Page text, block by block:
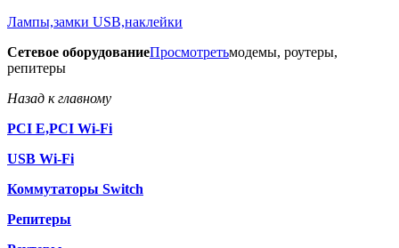
Лампы,замки USB,наклейки
Сетевое оборудованиеПросмотретьмодемы, роутеры,
репитеры
Назад к главному
PCI E,PCI Wi-Fi
USB Wi-Fi
Коммутаторы Switch
Репитеры